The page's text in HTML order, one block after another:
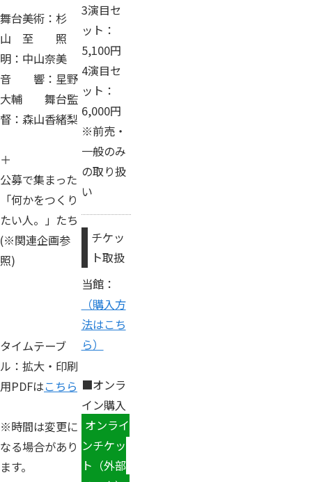
舞台美術：杉
山 至 照
明：中山奈美
音 響：星野
大輔 舞台監
督：森山香緒梨
＋
公募で集まった
「何かをつくり
たい人。」たち
(※関連企画参
照)
タイムテーブ
ル：拡大・印刷
用PDFはこちら
※時間は変更に
なる場合があり
ます。
3演目セ
ット：
5,100円
4演目セ
ット：
6,000円
※前売・
一般のみ
の取り扱
い
チケッ
ト取扱
当館：
（購入方
法はこち
ら）
■オンラ
イン購入
オンライ
ンチケッ
ト（外部